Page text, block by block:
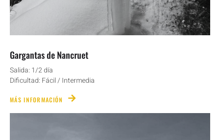
Gargantas de Nancruet
Salida: 1/2 día
Dificultad: Fácil / Intermedia
MÁS INFORMACIÓN